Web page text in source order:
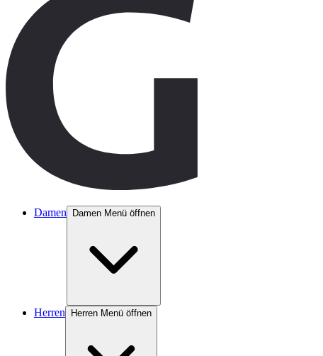
Damen Damen Menü öffnen
Herren Herren Menü öffnen